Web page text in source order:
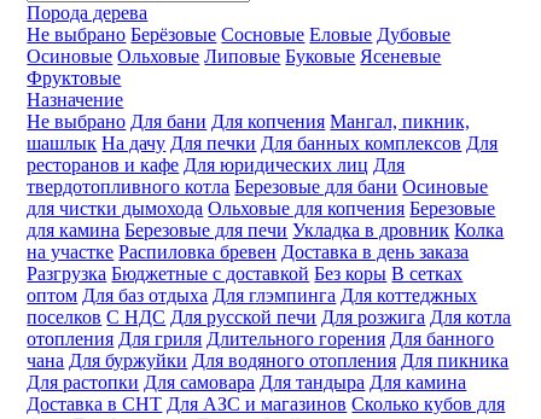
Порода дерева
Не выбрано Берёзовые Сосновые Еловые Дубовые
Осиновые Ольховые Липовые Буковые Ясеневые
Фруктовые
Назначение
Не выбрано Для бани Для копчения Мангал, пикник,
шашлык На дачу Для печки Для банных комплексов Для
ресторанов и кафе Для юридических лиц Для
твердотопливного котла Березовые для бани Осиновые
для чистки дымохода Ольховые для копчения Березовые
для камина Березовые для печи Укладка в дровник Колка
на участке Распиловка бревен Доставка в день заказа
Разгрузка Бюджетные с доставкой Без коры В сетках
оптом Для баз отдыха Для глэмпинга Для коттеджных
поселков С НДС Для русской печи Для розжига Для котла
отопления Для гриля Длительного горения Для банного
чана Для буржуйки Для водяного отопления Для пикника
Для растопки Для самовара Для тандыра Для камина
Доставка в СНТ Для АЗС и магазинов Сколько кубов для